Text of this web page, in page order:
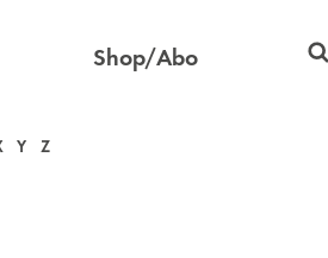
Shop/Abo
Y Z